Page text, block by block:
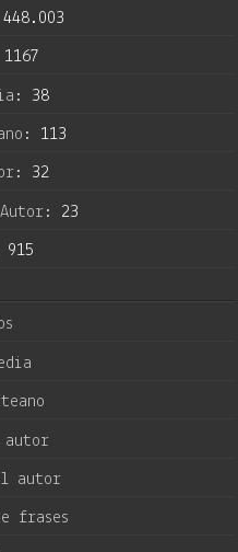
1167
38
113
32
23
915
autor
autor
frases